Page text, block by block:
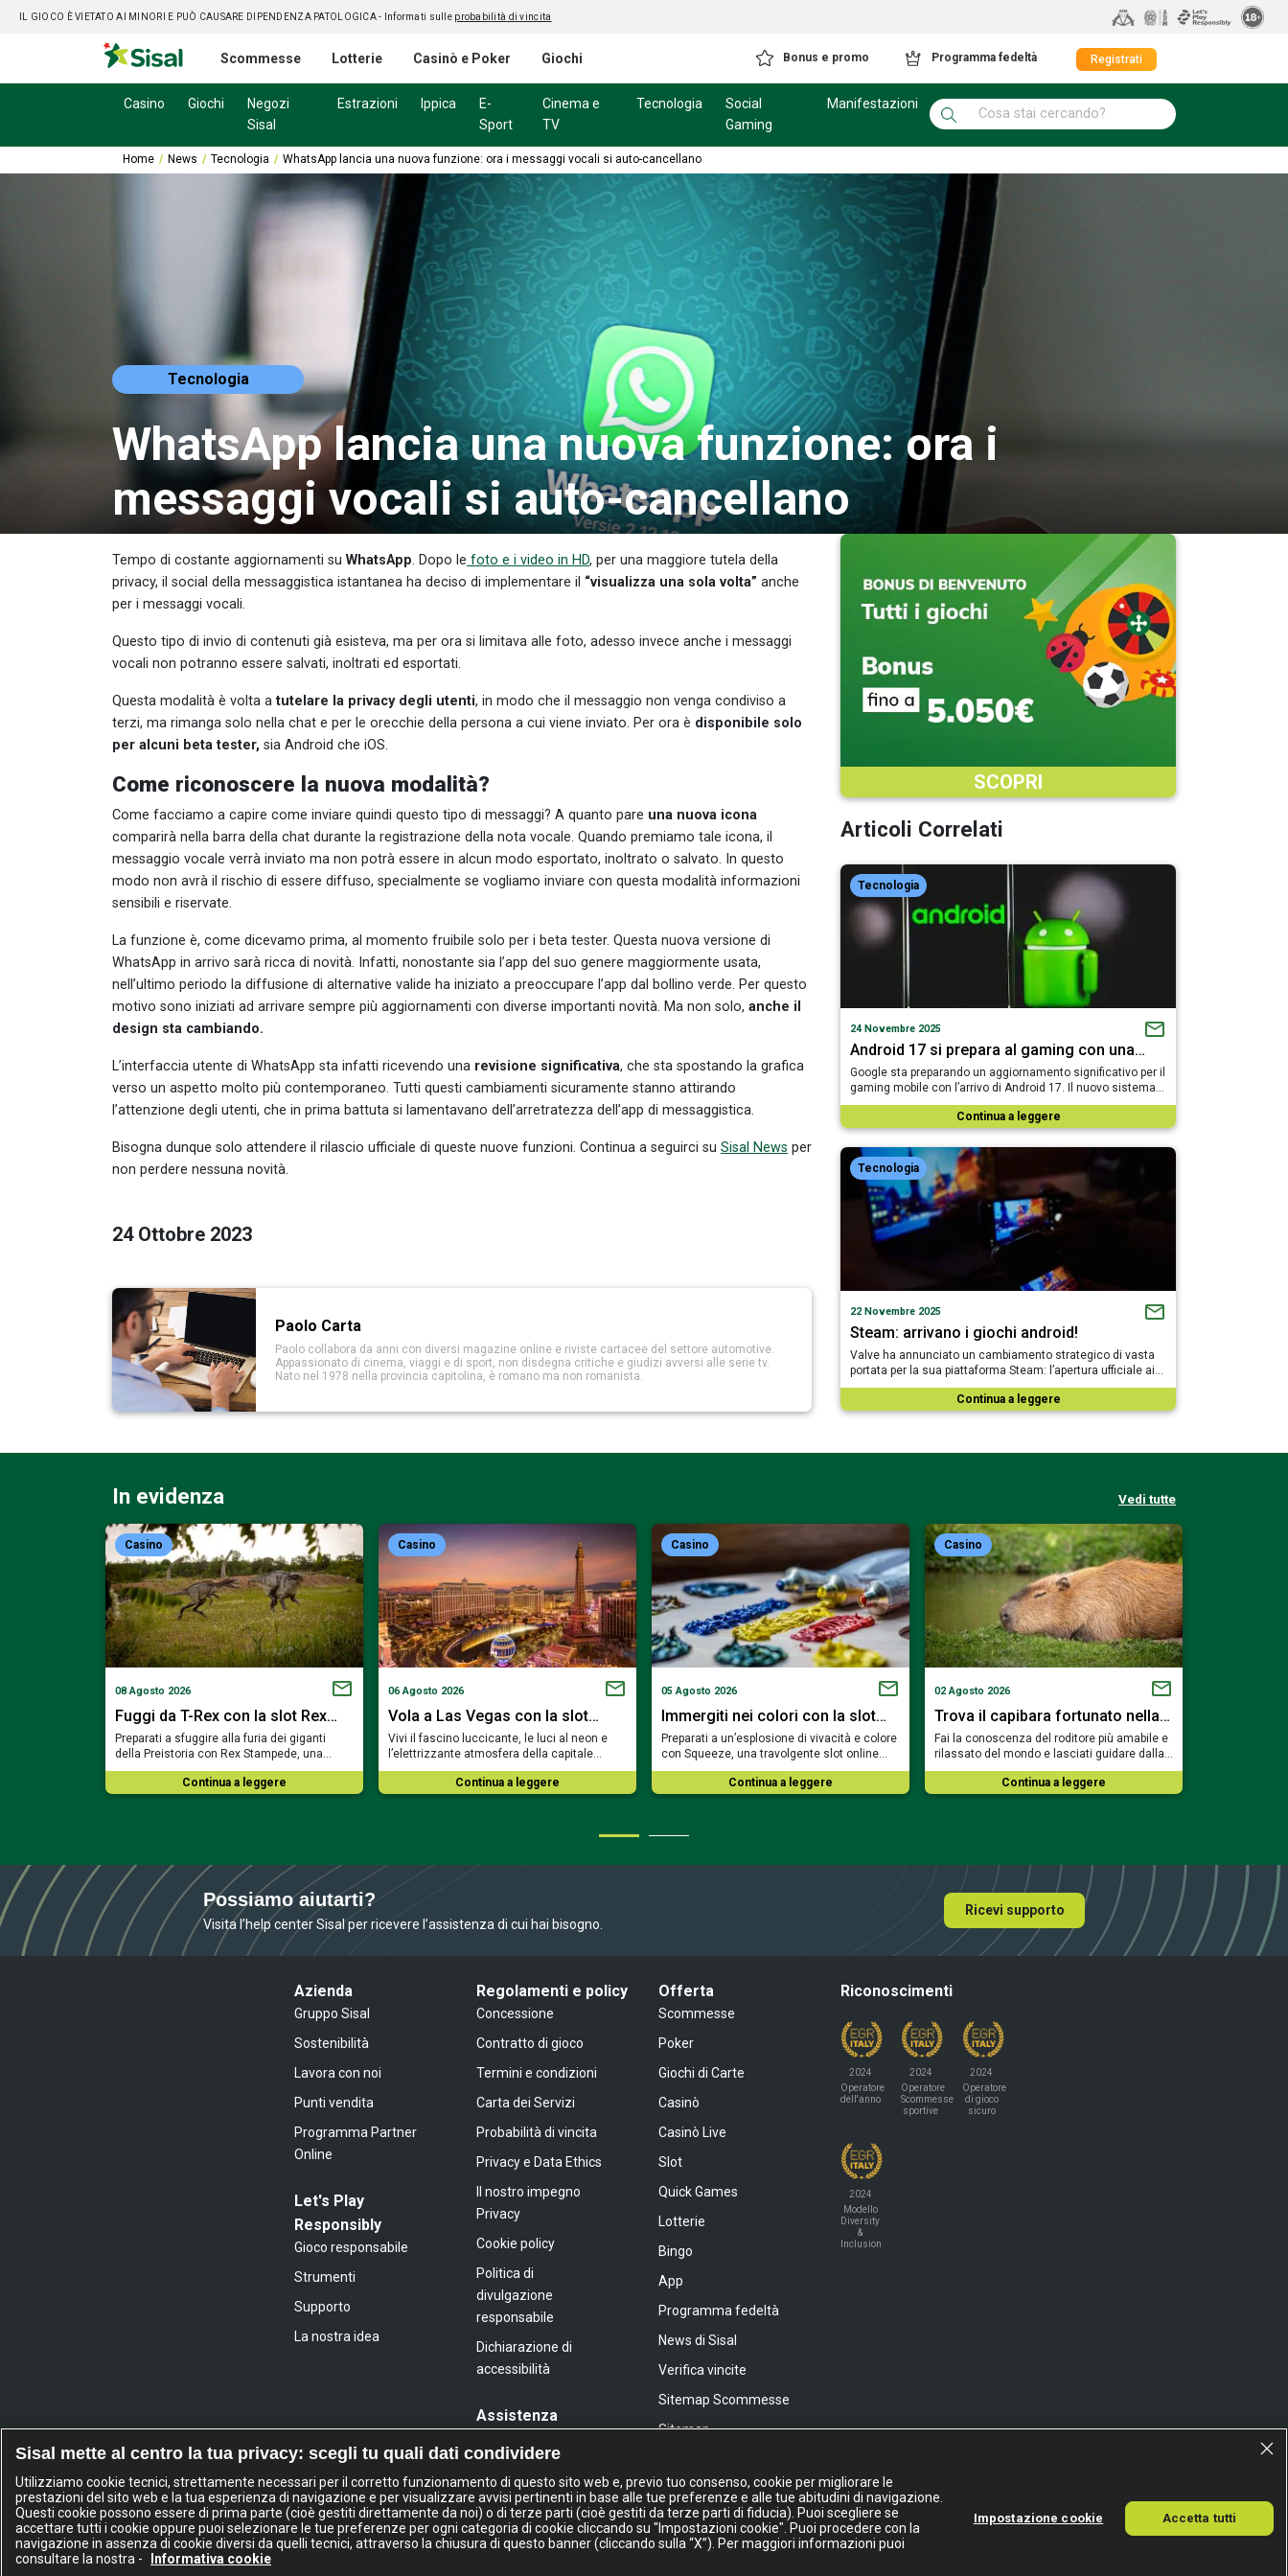
IL GIOCO È VIETATO AI MINORI E PUÒ CAUSARE DIPENDENZA PATOLOGICA - Informati sulle probabilità di vincita
Scommesse Lotterie Casinò e Poker Giochi Bonus e promo Programma fedeltà Registrati
Casino Giochi
Negozi
Sisal
Estrazioni Ippica
E-
Sport
Cinema e
TV
Tecnologia
Social
Gaming
Manifestazioni
Home News Tecnologia WhatsApp lancia una nuova funzione: ora i messaggi vocali si auto-cancellano
Tecnologia
WhatsApp lancia una nuova funzione: ora i
messaggi vocali si auto-cancellano
Tempo di costante aggiornamenti su WhatsApp. Dopo le foto e i video in HD, per una maggiore tutela della
privacy, il social della messaggistica istantanea ha deciso di implementare il “visualizza una sola volta” anche
per i messaggi vocali.
Questo tipo di invio di contenuti già esisteva, ma per ora si limitava alle foto, adesso invece anche i messaggi
vocali non potranno essere salvati, inoltrati ed esportati.
Questa modalità è volta atutelare la privacy degli utenti, in modo che il messaggio non venga condiviso a
terzi, ma rimanga solo nella chat e per le orecchie della persona a cui viene inviato. Per ora è disponibile solo
per alcuni beta tester, sia Android che iOS.
Come riconoscere la nuova modalità?
Come facciamo a capire come inviare quindi questo tipo di messaggi? A quanto pare una nuova icona
comparirà nella barra della chat durante la registrazione della nota vocale. Quando premiamo tale icona, il
messaggio vocale verrà inviato ma non potrà essere in alcun modo esportato, inoltrato o salvato. In questo
modo non avrà il rischio di essere diffuso, specialmente se vogliamo inviare con questa modalità informazioni
sensibili e riservate.
La funzione è, come dicevamo prima, al momento fruibile solo per i beta tester. Questa nuova versione di
WhatsApp in arrivo sarà ricca di novità. Infatti, nonostante sia l’app del suo genere maggiormente usata,
nell’ultimo periodo la diffusione di alternative valide ha iniziato a preoccupare l’app dal bollino verde. Per questo
motivo sono iniziati ad arrivare sempre più aggiornamenti con diverse importanti novità. Ma non solo, anche il
design sta cambiando.
L’interfaccia utente di WhatsApp sta infatti ricevendo una revisione significativa, che sta spostando la grafica
verso un aspetto molto più contemporaneo. Tutti questi cambiamenti sicuramente stanno attirando
l’attenzione degli utenti, che in prima battuta si lamentavano dell’arretratezza dell’app di messaggistica.
Bisogna dunque solo attendere il rilascio ufficiale di queste nuove funzioni. Continua a seguirci su Sisal News per
non perdere nessuna novità.
24 Ottobre 2023
Paolo Carta
Paolo collabora da anni con diversi magazine online e riviste cartacee del settore automotive.
Appassionato di cinema, viaggi e di sport, non disdegna critiche e giudizi avversi alle serie tv.
Nato nel 1978 nella provincia capitolina, è romano ma non romanista.
SCOPRI
Articoli Correlati
Tecnologia
24 Novembre 2025
Android 17 si prepara al gaming con una…
Google sta preparando un aggiornamento significativo per il
gaming mobile con l’arrivo di Android 17. Il nuovo sistema…
Continua a leggere
Tecnologia
22 Novembre 2025
Steam: arrivano i giochi android!
Valve ha annunciato un cambiamento strategico di vasta
portata per la sua piattaforma Steam: l’apertura ufficiale ai…
Continua a leggere
In evidenza Vedi tutte
Casino
08 Agosto 2026
Fuggi da T-Rex con la slot Rex…
Preparati a sfuggire alla furia dei giganti
della Preistoria con Rex Stampede, una…
Continua a leggere
Casino
06 Agosto 2026
Vola a Las Vegas con la slot…
Vivi il fascino luccicante, le luci al neon e
l’elettrizzante atmosfera della capitale…
Continua a leggere
Casino
05 Agosto 2026
Immergiti nei colori con la slot…
Preparati a un’esplosione di vivacità e colore
con Squeeze, una travolgente slot online…
Continua a leggere
Casino
02 Agosto 2026
Trova il capibara fortunato nella…
Fai la conoscenza del roditore più amabile e
rilassato del mondo e lasciati guidare dalla…
Continua a leggere
Possiamo aiutarti?
Visita l’help center Sisal per ricevere l’assistenza di cui hai bisogno.
Ricevi supporto
Azienda
Gruppo Sisal
Sostenibilità
Lavora con noi
Punti vendita
Programma Partner
Online
Let's Play
Responsibly
Gioco responsabile
Strumenti
Supporto
La nostra idea
Regolamenti e policy
Concessione
Contratto di gioco
Termini e condizioni
Carta dei Servizi
Probabilità di vincita
Privacy e Data Ethics
Il nostro impegno
Privacy
Cookie policy
Politica di
divulgazione
responsabile
Dichiarazione di
accessibilità
Assistenza
Offerta
Scommesse
Poker
Giochi di Carte
Casinò
Casinò Live
Slot
Quick Games
Lotterie
Bingo
App
Programma fedeltà
News di Sisal
Verifica vincite
Sitemap Scommesse
Sitemap
Riconoscimenti
2024
Operatore
dell'anno
2024
Operatore
Scommesse
sportive
2024
Operatore
di gioco
sicuro
2024
Modello
Diversity
&
Inclusion
IL GIOCO È VIETATO AI MINORI
E PUÒ CAUSARE DIPENDENZA PATOLOGICA
Sisal Italia S.p.A. - Via Ugo Bassi 6, 20159 Milano - P.I. 02433760135 - Conc. GAD: 15155
Sisal mette al centro la tua privacy: scegli tu quali dati condividere
Utilizziamo cookie tecnici, strettamente necessari per il corretto funzionamento di questo sito web e, previo tuo consenso, cookie per migliorare le
prestazioni del sito web e la tua esperienza di navigazione e per visualizzare avvisi pertinenti in base alle tue preferenze e alle tue abitudini di navigazione.
Questi cookie possono essere di prima parte (cioè gestiti direttamente da noi) o di terze parti (cioè gestiti da terze parti di fiducia). Puoi scegliere se
accettare tutti i cookie oppure puoi selezionare le tue preferenze per ogni categoria di cookie cliccando su "Impostazioni cookie". Puoi procedere con la
navigazione in assenza di cookie diversi da quelli tecnici, attraverso la chiusura di questo banner (cliccando sulla “X”). Per maggiori informazioni puoi
consultare la nostra -
Informativa cookie
Impostazione cookie Accetta tutti